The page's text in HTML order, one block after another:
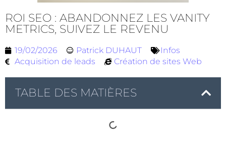
ROI SEO : ABANDONNEZ LES VANITY
METRICS, SUIVEZ LE REVENU
19/02/2026 Patrick DUHAUT
Infos
Acquisition de leads
Création de sites Web
TABLE DES MATIÈRES